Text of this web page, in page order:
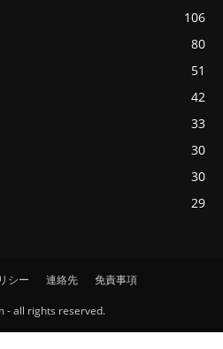
106
80
51
42
33
30
30
29
シー 連絡先 免責事項
- all rights reserved.